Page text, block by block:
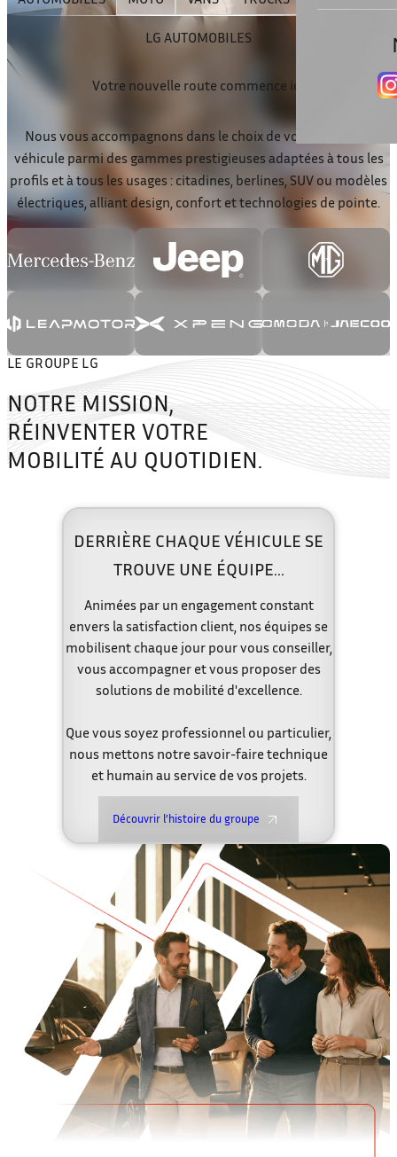
LG AUTOMOBILES
Votre nouvelle route commence ici.
Nous vous accompagnons dans le choix de votre prochain
véhicule parmi des gammes prestigieuses adaptées à tous les
profils et à tous les usages : citadines, berlines, SUV ou modèles
électriques, alliant design, confort et technologies de pointe.
LE GROUPE LG
NOTRE MISSION,
RÉINVENTER VOTRE
MOBILITÉ AU QUOTIDIEN.
DERRIÈRE CHAQUE VÉHICULE SE
TROUVE UNE ÉQUIPE…
Animées par un engagement constant
envers la satisfaction client, nos équipes se
mobilisent chaque jour pour vous conseiller,
vous accompagner et vous proposer des
solutions de mobilité d'excellence.
Que vous soyez professionnel ou particulier,
nous mettons notre savoir-faire technique
et humain au service de vos projets.
Découvrir l’histoire du groupe